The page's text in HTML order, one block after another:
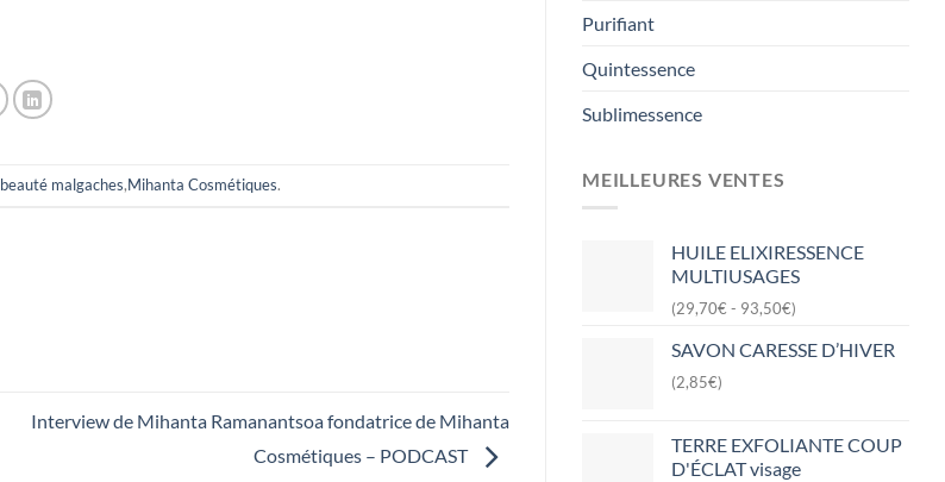
beauté malgaches,Mihanta Cosmétiques.
Interview de Mihanta Ramanantsoa fondatrice de Mihanta
Cosmétiques – PODCAST
Purifiant
Quintessence
Sublimessence
MEILLEURES VENTES
HUILE ELIXIRESSENCE
MULTIUSAGES
(29,70€ - 93,50€)
SAVON CARESSE D’HIVER
(2,85€)
TERRE EXFOLIANTE COUP
D'ÉCLAT visage